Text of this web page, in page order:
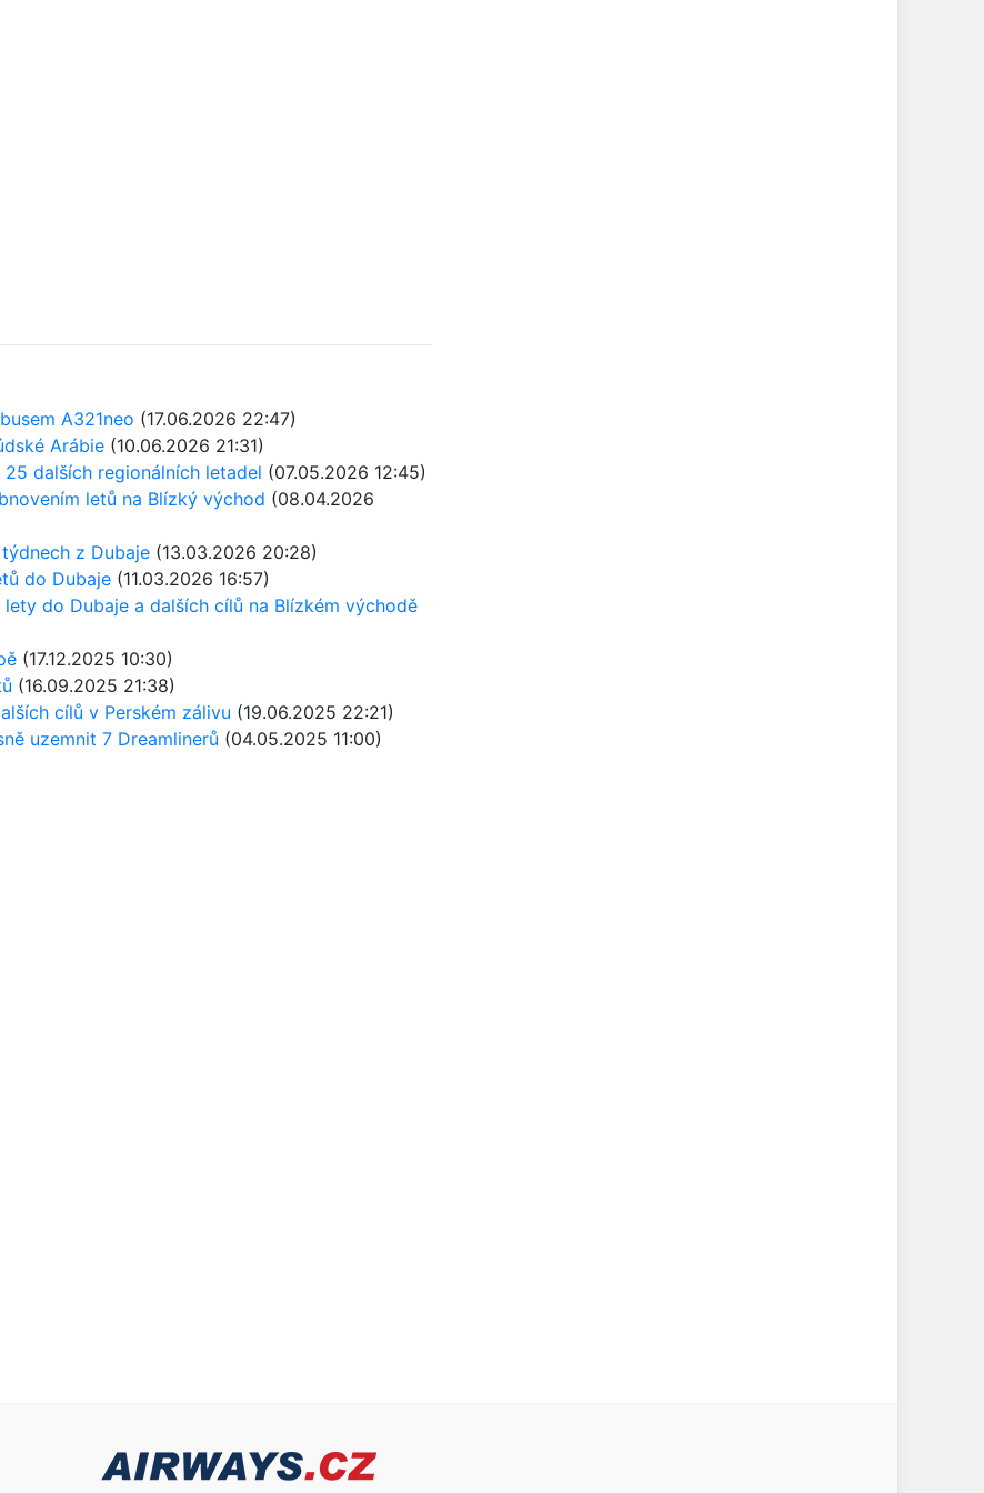
A321neo (17.06.2026 22:47)
Arábie (10.06.2026 21:31)
dalších regionálních letadel (07.05.2026 12:45)
letů na Blízký východ (08.04.2026
z Dubaje (13.03.2026 20:28)
do Dubaje (11.03.2026 16:57)
do Dubaje a dalších cílů na Blízkém východě
(17.12.2025 10:30)
(16.09.2025 21:38)
cílů v Perském zálivu (19.06.2025 22:21)
uzemnit 7 Dreamlinerů (04.05.2025 11:00)